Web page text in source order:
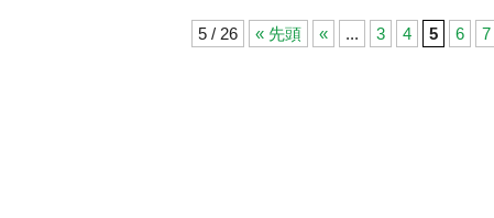
5 / 26 « 先頭 « ... 3 4 5 6 7